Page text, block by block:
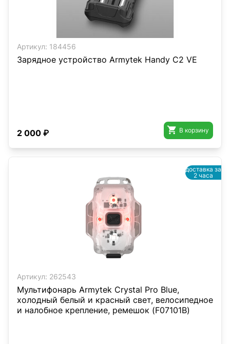
Артикул: 184456
Зарядное устройство Armytek Handy C2 VE
2 000 ₽  В корзину
Артикул: 262543
Мультифонарь Armytek Crystal Pro Blue,
холодный белый и красный свет, велосипедное
и налобное крепление, ремешок (F07101B)
доставка за
2 часа